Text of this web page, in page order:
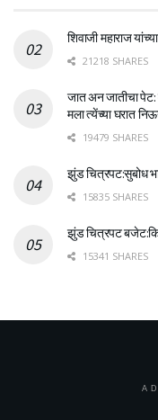
शिवाजी महाराज
21218 SHARES
जात अन जातीचा पेट:
मला त्येंच्या घरात
19479 SHARES
झुंड चित्रपट:सुबोध
15835 SHARES
झुंड चित्रपट
15341 SHARES